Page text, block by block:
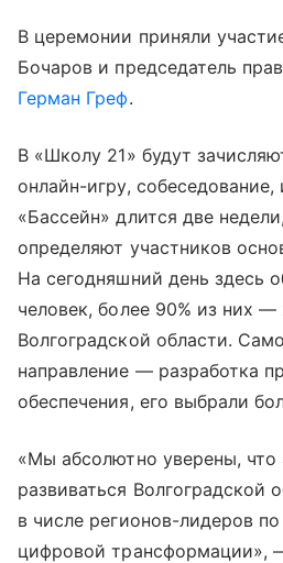
В церемонии приняли
Бочаров и председатель
Герман Греф.
В «Школу 21» будут
онлайн-игру,
«Бассейн» длится две
определяют участников
На сегодняшний день здесь
человек, более 90% из них
Волгоградской области.
направление — разработка
обеспечения, его выбрали
«Мы абсолютно уверены, что
развиваться Волгоградской
в числе регионов-лидеров
цифровой трансформации»,